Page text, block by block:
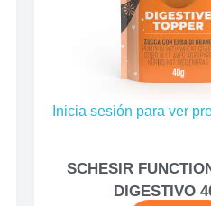
Inicia sesión para ver
SCHESIR
DIGESTIVO